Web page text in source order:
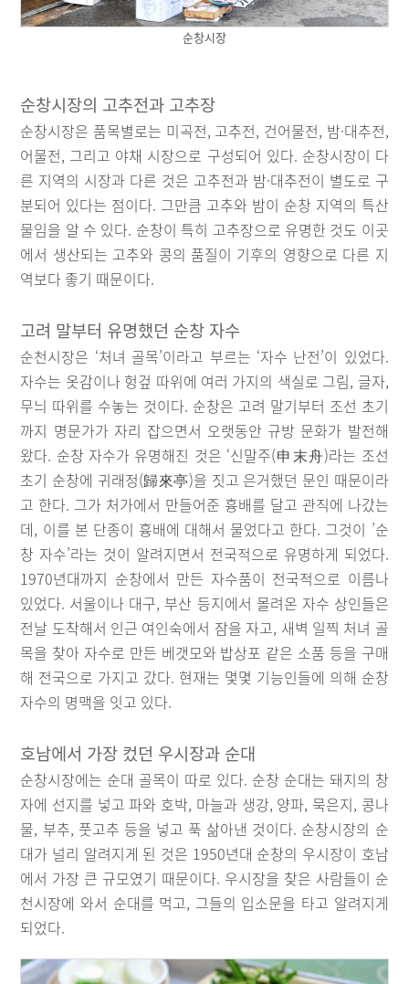
순창시장
순창시장의 고추전과 고추장
순창시장은 품목별로는 미곡전, 고추전, 건어물전, 밤·대추전,
어물전, 그리고 야채 시장으로 구성되어 있다. 순창시장이 다
른 지역의 시장과 다른 것은 고추전과 밤·대추전이 별도로 구
분되어 있다는 점이다. 그만큼 고추와 밤이 순창 지역의 특산
물임을 알 수 있다. 순창이 특히 고추장으로 유명한 것도 이곳
에서 생산되는 고추와 콩의 품질이 기후의 영향으로 다른 지
역보다 좋기 때문이다.
고려 말부터 유명했던 순창 자수
순천시장은 ‘처녀 골목’이라고 부르는 ‘자수 난전’이 있었다.
자수는 옷감이나 헝겊 따위에 여러 가지의 색실로 그림, 글자,
무늬 따위를 수놓는 것이다. 순창은 고려 말기부터 조선 초기
까지 명문가가 자리 잡으면서 오랫동안 규방 문화가 발전해
왔다. 순창 자수가 유명해진 것은 ‘신말주(申末舟)라는 조선
초기 순창에 귀래정(歸來亭)을 짓고 은거했던 문인 때문이라
고 한다. 그가 처가에서 만들어준 흉배를 달고 관직에 나갔는
데, 이를 본 단종이 흉배에 대해서 물었다고 한다. 그것이 ’순
창 자수’라는 것이 알려지면서 전국적으로 유명하게 되었다.
1970년대까지 순창에서 만든 자수품이 전국적으로 이름나
있었다. 서울이나 대구, 부산 등지에서 몰려온 자수 상인들은
전날 도착해서 인근 여인숙에서 잠을 자고, 새벽 일찍 처녀 골
목을 찾아 자수로 만든 베갯모와 밥상포 같은 소품 등을 구매
해 전국으로 가지고 갔다. 현재는 몇몇 기능인들에 의해 순창
자수의 명맥을 잇고 있다.
호남에서 가장 컸던 우시장과 순대
순창시장에는 순대 골목이 따로 있다. 순창 순대는 돼지의 창
자에 선지를 넣고 파와 호박, 마늘과 생강, 양파, 묵은지, 콩나
물, 부추, 풋고추 등을 넣고 푹 삶아낸 것이다. 순창시장의 순
대가 널리 알려지게 된 것은 1950년대 순창의 우시장이 호남
에서 가장 큰 규모였기 때문이다. 우시장을 찾은 사람들이 순
천시장에 와서 순대를 먹고, 그들의 입소문을 타고 알려지게
되었다.